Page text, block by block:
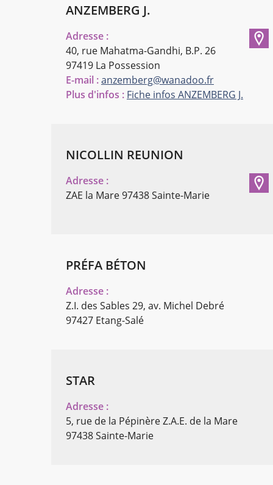
ANZEMBERG J.
Adresse :
40, rue Mahatma-Gandhi, B.P. 26
97419 La Possession
E-mail :anzemberg@wanadoo.fr
Plus d'infos : Fiche infos ANZEMBERG J.
NICOLLIN REUNION
Adresse :
ZAE la Mare97438 Sainte-Marie
PRÉFA BÉTON
Adresse :
Z.I. des Sables 29, av. Michel Debré
97427 Etang-Salé
STAR
Adresse :
5, rue de la Pépinère Z.A.E. de la Mare
97438 Sainte-Marie